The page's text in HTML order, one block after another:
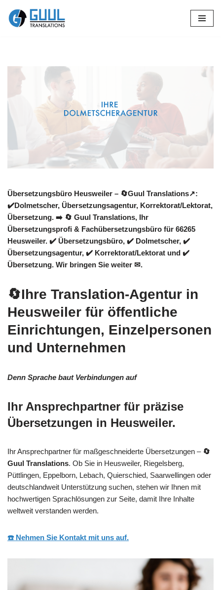
Zum
Übersetzungsbüro Heusweiler – 🔄Guul Translations↗️:
✔️Dolmetscher, Übersetzungsagentur, Korrektorat/Lektorat,
Übersetzung. ➡️ 🔄 Guul Translations, Ihr
Übersetzungsprofi & Fachübersetzungsbüro für 66265
Heusweiler. ✔️ Übersetzungsbüro, ✔️ Dolmetscher, ✔️
Übersetzungsagentur, ✔️ Korrektorat/Lektorat und ✔️
Übersetzung. Wir bringen Sie weiter ✉.
🔄Ihre Translation-Agentur in
Heusweiler für öffentliche
Einrichtungen, Einzelpersonen
und Unternehmen
Denn Sprache baut Verbindungen auf
Ihr Ansprechpartner für präzise
Übersetzungen in Heusweiler.
Ihr Ansprechpartner für maßgeschneiderte Übersetzungen – 🔄
Guul Translations. Ob Sie in Heusweiler, Riegelsberg,
Püttlingen, Eppelborn, Lebach, Quierschied, Saarwellingen oder
deutschlandweit Unterstützung suchen, stehen wir Ihnen mit
hochwertigen Sprachlösungen zur Seite, damit Ihre Inhalte
weltweit verstanden werden.
☎️ Nehmen Sie Kontakt mit uns auf.